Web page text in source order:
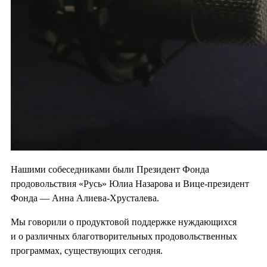
Нашими собеседниками были Президент Фонда
продовольствия «Русь» Юлиа Назарова и Вице-президент
Фонда — Анна Алиева-Хрусталева.
Мы говорили о продуктовой поддержке нуждающихся
и о различных благотворительных продовольственных
программах, существующих сегодня.